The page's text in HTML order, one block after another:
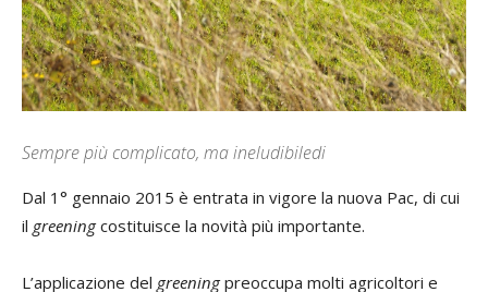
Sempre più complicato, ma ineludibiledi
Dal 1° gennaio 2015 è entrata in vigore la nuova Pac, di cui
il greeningcostituisce la novità più importante.
L’applicazione del greeningpreoccupa molti agricoltori e